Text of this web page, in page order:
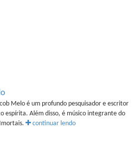
Melo é um profundo pesquisador e escritor
espírita. Além disso, é músico integrante do
continuar lendo